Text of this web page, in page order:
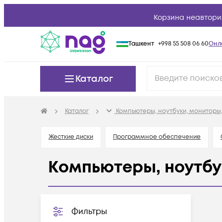
Корзина
Ташкент +998 55 508 06 60
Каталог
Каталог Компьютеры, ноутбуки,
Жесткие диски Программное обеспечение
Компьютеры,
Фильтры